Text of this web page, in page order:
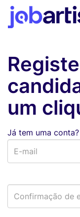
um
Já tem uma conta?